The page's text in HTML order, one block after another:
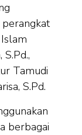
Tamudi
S.Pd.
berbagai